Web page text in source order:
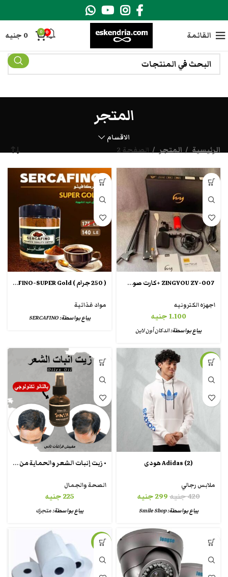
القائمة 0
0
0 جنيه
المتجر
الاقسام
الرئيسية المتجر الصفحة 2
ZINGYOU ZY-007 +كارت صوت v8
اجهزه الكترونيه
1.100جنيه
يباع بواسطة:الدكان أون لاين
( 250 جرام ) SERCAFINO-SUPER Gold
مواد غذائية
يباع بواسطة:SERCAFINO
-29%
(Adidas (2 هودى
ملابس رجالي
420جنيه299جنيه
يباع بواسطة:Smile Shop
• زيت إنبات الشعر والحماية من الصلع
الصحة والجمال
225جنيه
يباع بواسطة:متجرك
-3%